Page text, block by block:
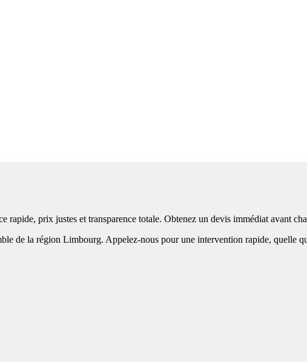
prix justes et transparence totale. Obtenez un devis immédiat avant
de la région Limbourg. Appelez-nous pour une intervention rapide, quelle